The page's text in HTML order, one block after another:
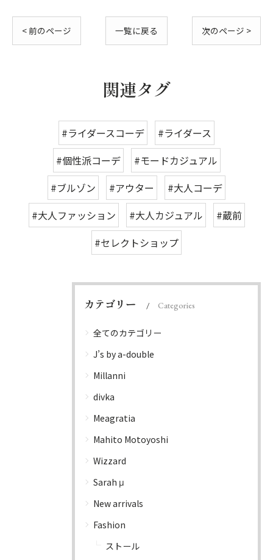
< 前のページ 一覧に戻る 次のページ >
関連タグ
#ライダースコーデ
#ライダース
#個性派コーデ
#モードカジュアル
#ブルゾン
#アウター
#大人コーデ
#大人ファッション
#大人カジュアル
#蔵前
#セレクトショップ
カテゴリー Categories
全てのカテゴリー
J’s by a-double
Millanni
divka
Meagratia
Mahito Motoyoshi
Wizzard
Sarah μ
New arrivals
Fashion
ストール